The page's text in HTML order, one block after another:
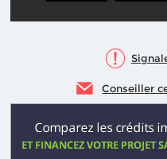
Conseiller